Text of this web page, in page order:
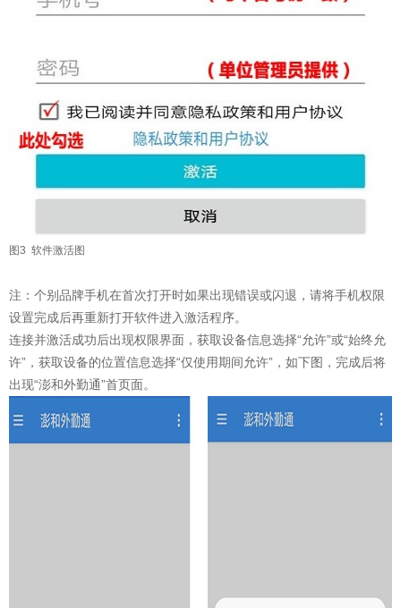
图3 软件激活图
注：个别品牌手机在首次打开时如果出现错误或闪退，请将手机权限
设置完成后再重新打开软件进入激活程序。
连接并激活成功后出现权限界面，获取设备信息选择“允许”或“始终允
许”，获取设备的位置信息选择“仅使用期间允许”，如下图，完成后将
出现“澎和外勤通”首页面。